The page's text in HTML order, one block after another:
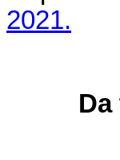
2021.